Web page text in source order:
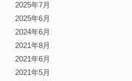
2025年7月
2025年6月
2024年6月
2021年8月
2021年6月
2021年5月